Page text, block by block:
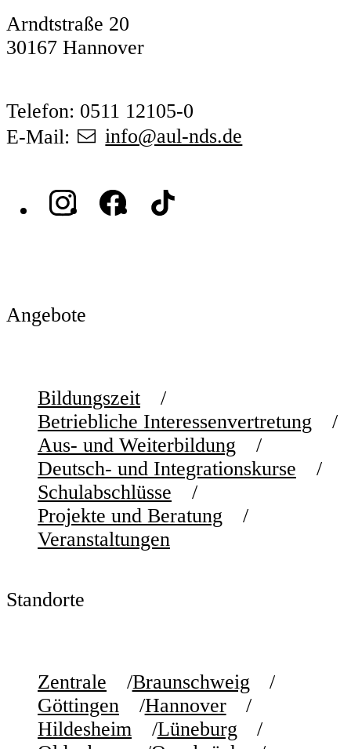
Arndtstraße 20
30167 Hannover
Telefon: 0511 12105-0
E-Mail:
info@aul-nds.de
Angebote
Bildungszeit
Betriebliche Interessenvertretung
Aus- und Weiterbildung
Deutsch- und Integrationskurse
Schulabschlüsse
Projekte und Beratung
Veranstaltungen
Standorte
Zentrale
Braunschweig
Göttingen
Hannover
Hildesheim
Lüneburg